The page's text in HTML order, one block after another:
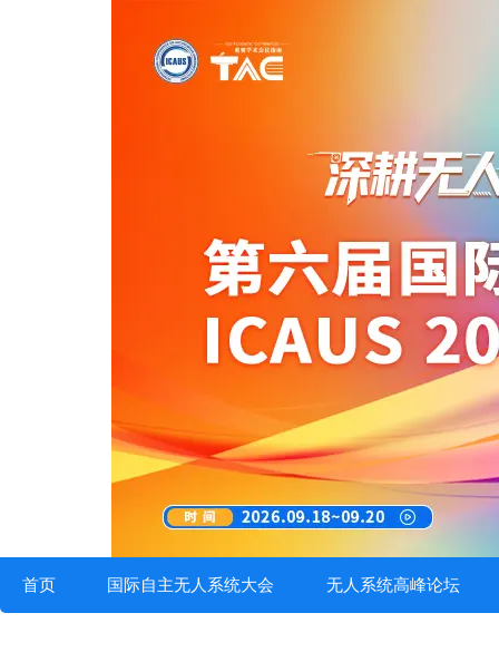
首页 国际自主无人系统大会 无人系统高峰论坛